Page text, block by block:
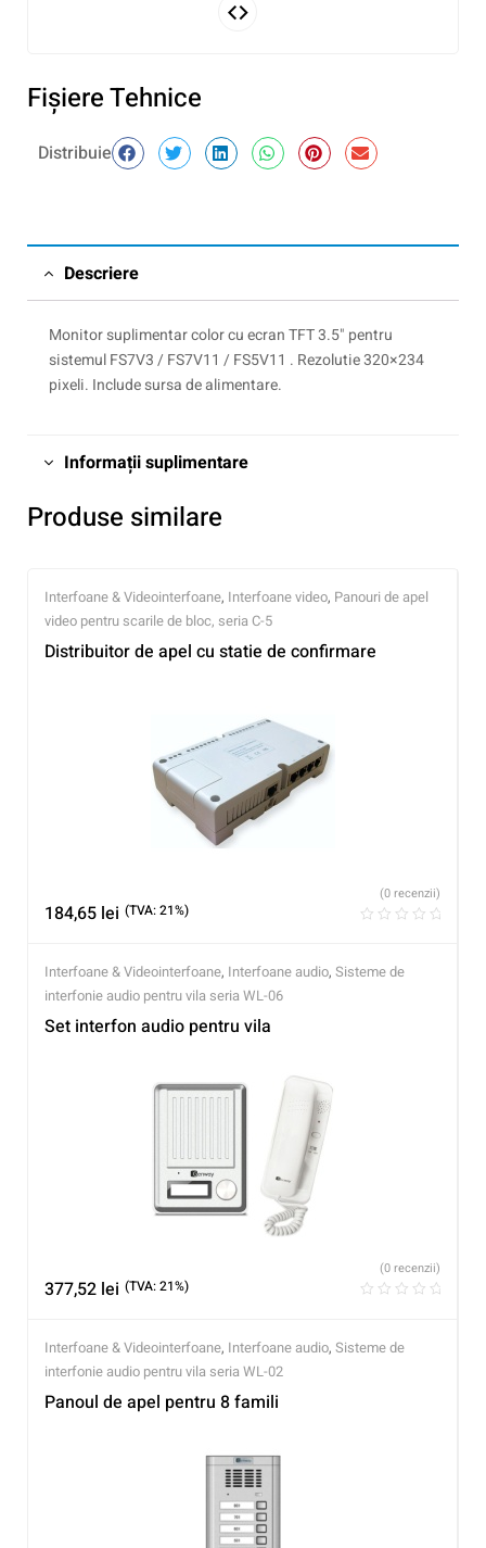
Fişiere Tehnice
Distribuie
Descriere
Monitor suplimentar color cu ecran TFT 3.5" pentru
sistemul FS7V3 / FS7V11 / FS5V11 . Rezolutie 320×234
pixeli. Include sursa de alimentare.
Informații suplimentare
Produse similare
Interfoane & Videointerfoane, Interfoane video, Panouri de apel
video pentru scarile de bloc, seria C-5
Distribuitor de apel cu statie de confirmare
184,65 lei (TVA: 21%)
(0 recenzii)
Interfoane & Videointerfoane, Interfoane audio, Sisteme de
interfonie audio pentru vila seria WL-06
Set interfon audio pentru vila
377,52 lei (TVA: 21%)
(0 recenzii)
Interfoane & Videointerfoane, Interfoane audio, Sisteme de
interfonie audio pentru vila seria WL-02
Panoul de apel pentru 8 famili